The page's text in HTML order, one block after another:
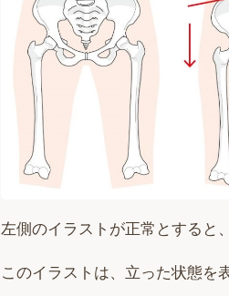
左側のイラストが正常とすると、
このイラストは、立った状態を